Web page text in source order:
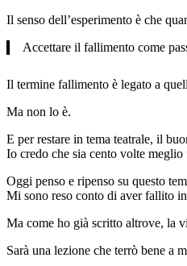
Il senso dell’esperimento è che
Accettare il fallimento come
Il termine fallimento è legato a
Ma non lo è.
E per restare in tema teatrale, il
Io credo che sia cento volte
Oggi penso e ripenso su questo
Mi sono reso conto di aver fallito
Ma come ho già scritto altrove, la
Sarà una lezione che terrò bene a